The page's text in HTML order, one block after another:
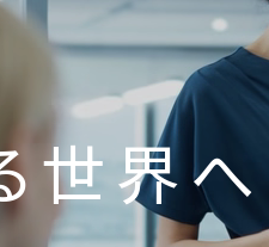
世界へ